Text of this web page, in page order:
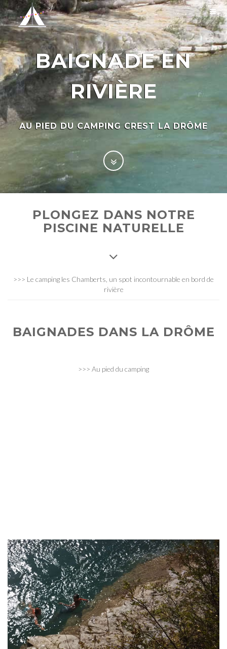
BAIGNADE EN
RIVIÈRE
AU PIED DU CAMPING CREST LA DRÔME
PLONGEZ DANS NOTRE
PISCINE NATURELLE
>>> Le camping les Chamberts, un spot incontournable en bord de
rivière
BAIGNADES DANS LA DRÔME
>>> Au pied du camping